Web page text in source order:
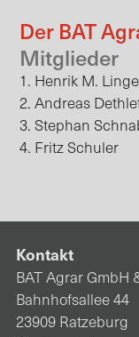
Ressort
Vertrieb
Schifffahrt
Der BAT
Mitglieder
1. Henrik M.
2. Andreas
3.Stephan
4. Fritz Schuler
Kontakt
BAT Agrar GmbH
Bahnhofsallee 44
23909 Ratzeburg